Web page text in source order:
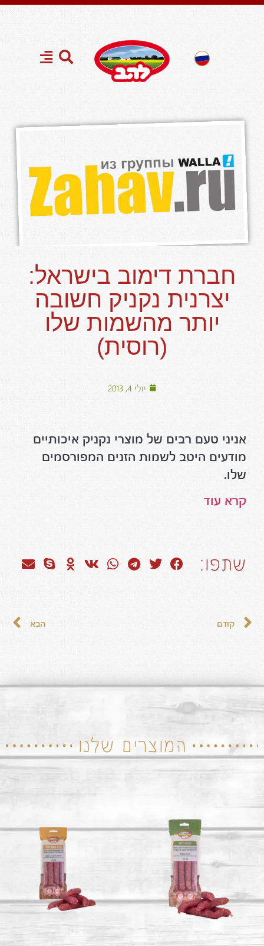
חברת דימוב בישראל:
יצרנית נקניק חשובה
יותר מהשמות שלו
(רוסית)
יולי 4, 2013
אניני טעם רבים של מוצרי נקניק איכותיים
מודעים היטב לשמות הזנים המפורסמים
שלו.
קרא עוד
שתפו:
קודם הבא
המוצרים שלנו